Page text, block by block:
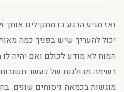
ואז מגיע הרגע בו מתקילים אותך
יכול להעריך שיש בפניך כמה
המוח לא מודע לכולם ואם יהיה
רשימה מבולגנת של כעשר תשובות
מוגשות בכמאה ניסוחים שונים.